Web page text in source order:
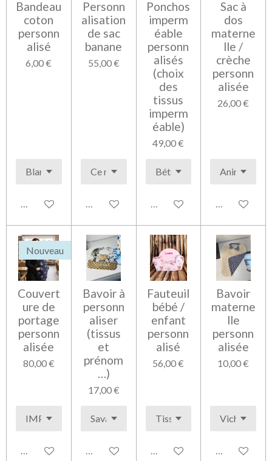
Bandeau
coton
personn
alisé
6,00 €
Voir les détails
Personn
alisation
de sac
banane
55,00 €
Voir les détails
Ponchos
imperm
éable
personn
alisés
(choix
des
tissus
imperm
éable)
49,00 €
Voir les détails
Sac à
dos
materne
lle /
crèche
personn
alisée
26,00 €
Voir les
Nouveau
Couvert
ure de
portage
personn
alisée
80,00 €
Voir les détails
Bavoir à
personn
aliser
(tissus
et
prénom
…)
17,00 €
Voir les détails
Fauteuil
bébé /
enfant
personn
alisé
56,00 €
Voir les détails
Bavoir
materne
lle
personn
alisée
10,00 €
Voir les